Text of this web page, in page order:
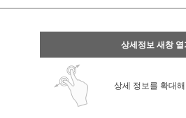
상세정보 새창 열
상세 정보를 확대